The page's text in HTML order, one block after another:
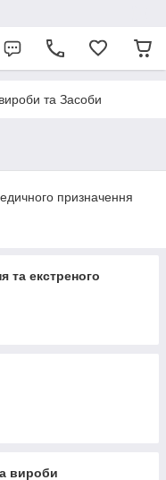
та Засоби
призначення
та екстреного
вироби